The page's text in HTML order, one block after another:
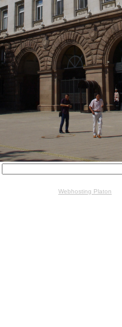
Webhosting Platon